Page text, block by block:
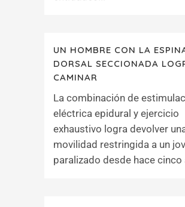
UN HOMBRE CON LA
DORSAL SECCIONADA
CAMINAR
La combinación de
eléctrica epidural y ejercicio
exhaustivo logra devolver
movilidad restringida a un
paralizado desde hace cinco